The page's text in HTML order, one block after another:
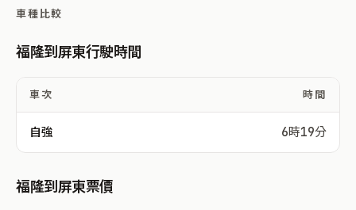
車種比較
福隆到屏東行駛時間
車次 時間
自強 6時19分
福隆到屏東票價